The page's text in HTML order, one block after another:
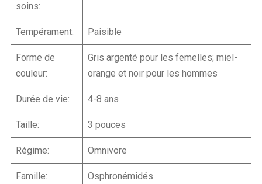
soins:
Tempérament: Paisible
Forme de
couleur:
Gris argenté pour les femelles; miel-
orange et noir pour les hommes
Durée de vie: 4-8 ans
Taille: 3 pouces
Régime: Omnivore
Famille: Osphronémidés